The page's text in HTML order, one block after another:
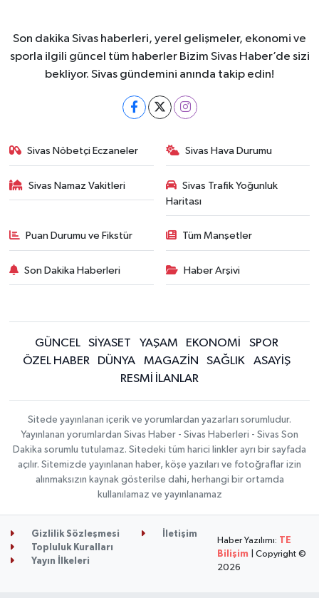
Son dakika Sivas haberleri, yerel gelişmeler, ekonomi ve
sporla ilgili güncel tüm haberler Bizim Sivas Haber’de sizi
bekliyor. Sivas gündemini anında takip edin!
Sivas Nöbetçi Eczaneler Sivas Hava Durumu
Sivas Namaz Vakitleri
Sivas Trafik Yoğunluk
Haritası
Puan Durumu ve Fikstür Tüm Manşetler
Son Dakika Haberleri Haber Arşivi
GÜNCEL SİYASET YAŞAM EKONOMİ
SPOR
ÖZEL HABER
DÜNYA MAGAZİN SAĞLIK
ASAYİŞ
RESMİ İLANLAR
Sitede yayınlanan içerik ve yorumlardan yazarları sorumludur.
Yayınlanan yorumlardan Sivas Haber - Sivas Haberleri - Sivas Son
Dakika sorumlu tutulamaz. Sitedeki tüm harici linkler ayrı bir sayfada
açılır. Sitemizde yayınlanan haber, köşe yazıları ve fotoğraflar izin
alınmaksızın kaynak gösterilse dahi, herhangi bir ortamda
kullanılamaz ve yayınlanamaz
Gizlilik Sözleşmesi
İletişim
Topluluk Kuralları
Yayın İlkeleri
Haber Yazılımı: TE
Bilişim | Copyright ©
2026